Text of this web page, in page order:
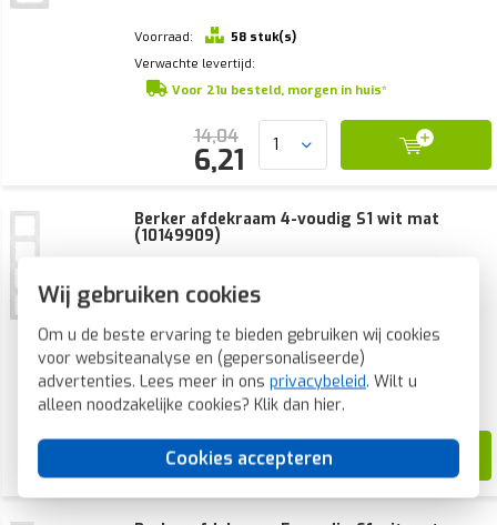
Wij gebruiken cookies
Om u de beste ervaring te bieden gebruiken wij cookies
voor websiteanalyse en (gepersonaliseerde)
advertenties. Lees meer in ons privacybeleid. Wilt u
alleen noodzakelijke cookies? Klik dan hier.
Cookies accepteren
Voorraad:
58 stuk(s)
Verwachte levertijd:
Voor 21u besteld, morgen in huis*
14,04
6,21
Berker afdekraam 4-voudig S1 wit mat
(10149909)
Berker afdekraam 4-voudig, S.1, wit mat.
Voorraad:
14 stuk(s)
Verwachte levertijd:
Voor 21u besteld, morgen in huis*
22,75
10,35